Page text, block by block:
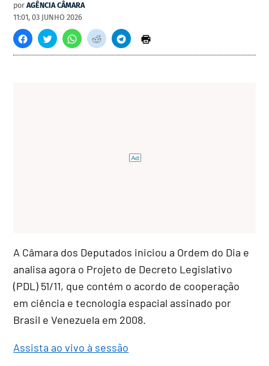
por AGÊNCIA CÂMARA
11:01, 03 JUNHO 2026
A Câmara dos Deputados iniciou a Ordem do Dia e
analisa agora o Projeto de Decreto Legislativo
(PDL) 51/11, que contém o acordo de cooperação
em ciência e tecnologia espacial assinado por
Brasil e Venezuela em 2008.
Assista ao vivo à sessão